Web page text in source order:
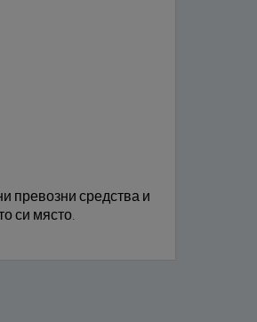
превозни средства и
си място.